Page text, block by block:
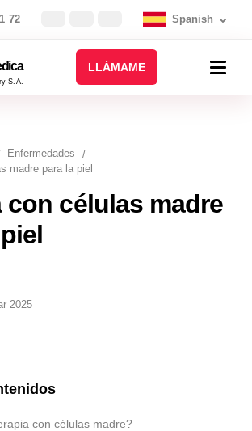
72 Spanish
S.A.
LLÁMAME
Enfermedades
madre para la piel
con células madre
2025
con células madre?